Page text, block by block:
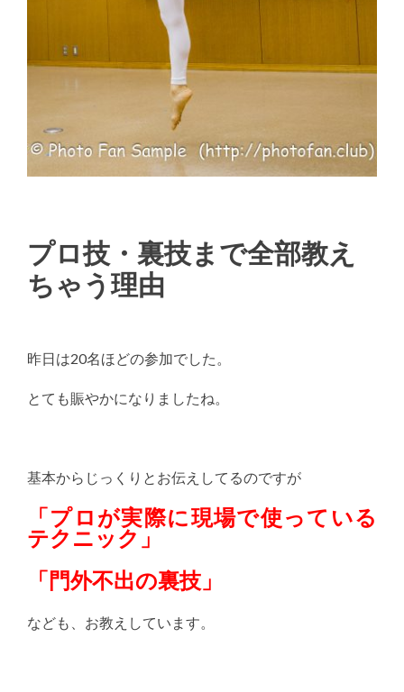
プロ技・裏技まで全部教え
ちゃう理由
昨日は20名ほどの参加でした。
とても賑やかになりましたね。
基本からじっくりとお伝えしてるのですが
「プロが実際に現場で使っている
テクニック」
「門外不出の裏技」
なども、お教えしています。